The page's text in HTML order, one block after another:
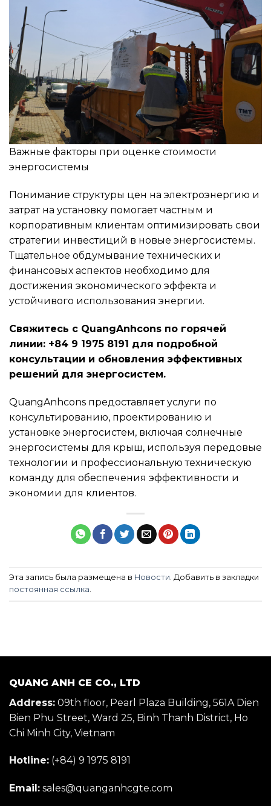
Важные факторы при оценке стоимости
энергосистемы
Понимание структуры цен на электроэнергию и
затрат на установку помогает частным и
корпоративным клиентам оптимизировать свои
стратегии инвестиций в новые энергосистемы.
Тщательное обдумывание технических и
финансовых аспектов необходимо для
достижения экономического эффекта и
устойчивого использования энергии.
Свяжитесь с QuangAnhcons по горячей
линии: +84 9 1975 8191 для подробной
консультации и обновления эффективных
решений для энергосистем.
QuangAnhcons предоставляет услуги по
консультированию, проектированию и
установке энергосистем, включая солнечные
энергосистемы для крыш, используя передовые
технологии и профессиональную техническую
команду для обеспечения эффективности и
экономии для клиентов.
Эта запись была размещена в Новости . Добавить в закладки
постоянная ссылка
QUANG ANH CE CO., LTD
Address: 09th floor, Pearl Plaza Building, 561A Dien
Bien Phu Street, Ward 25, Binh Thanh District, Ho
Chi Minh City, Vietnam
Hotline: (+84) 9 1975 8191
Email: sales@quanganhcgte.com